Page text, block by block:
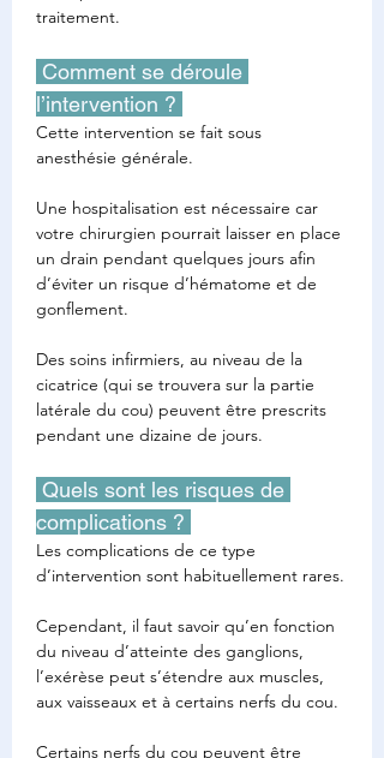
traitement.
l’intervention ?
Cette intervention se fait sous
anesthésie générale.
Une hospitalisation est nécessaire car
votre chirurgien pourrait laisser en place
un drain pendant quelques jours afin
d’éviter un risque d’hématome et de
gonflement.
Des soins infirmiers, au niveau de la
cicatrice (qui se trouvera sur la partie
latérale du cou) peuvent être prescrits
pendant une dizaine de jours.
complications ?
Les complications de ce type
d’intervention sont habituellement rares.
Cependant, il faut savoir qu’en fonction
du niveau d’atteinte des ganglions,
l’exérèse peut s’étendre aux muscles,
aux vaisseaux et à certains nerfs du cou.
Certains nerfs du cou peuvent être